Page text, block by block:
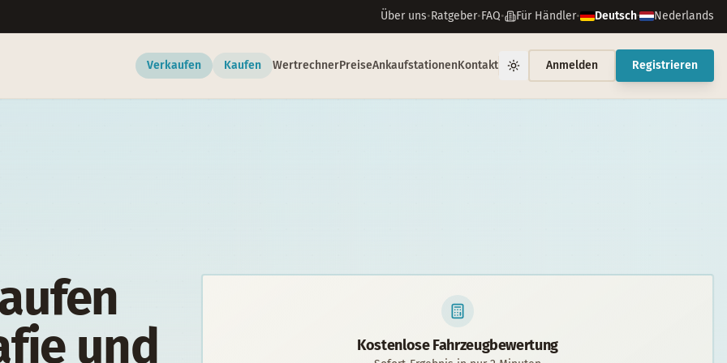
Über uns•Ratgeber•FAQ• Für Händler• Deutsch· Nederlands
Verkaufen Kaufen WertrechnerPreiseAnkaufstationenKontakt Anmelden Registrieren
und
Kostenlose Fahrzeugbewertung